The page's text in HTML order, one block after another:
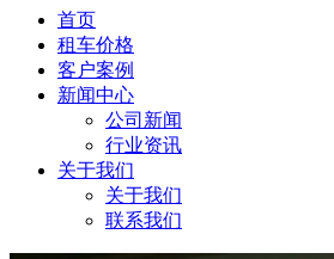
首页
租车价格
客户案例
新闻中心
公司新闻
行业资讯
关于我们
关于我们
联系我们